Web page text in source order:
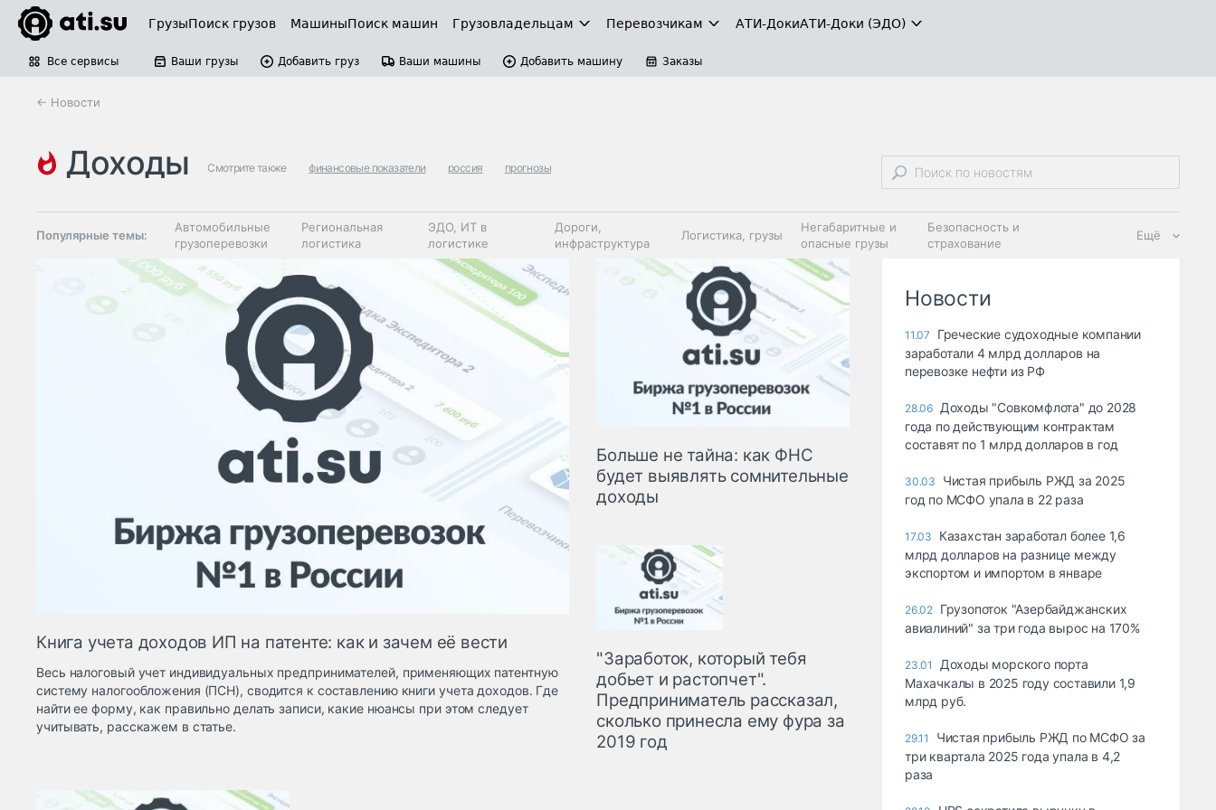
ГрузыПоиск грузов МашиныПоиск машин Грузовладельцам Перевозчикам АТИ-ДокиАТИ-Доки (ЭДО)
Все сервисы Ваши грузы Добавить груз Ваши машины Добавить машину Заказы
← Новости
доходы Смотрите также финансовые показатели россия прогнозы
Популярные темы:
Автомобильные
грузоперевозки
Региональная
логистика
ЭДО, ИТ в
логистике
Дороги,
инфраструктура
Логистика, грузы
Негабаритные и
опасные грузы
Безопасность и
страхование
Таможня и ВЭД
грузовые
терминалы
Коммерческий
транспорт
Спецтехника
Автосервис,
запчасти, шины
Топливо, масла и
автохимия
Ещё
Книга учета доходов ИП на патенте: как и зачем её вести
Весь налоговый учет индивидуальных предпринимателей, применяющих патентную
систему налогообложения (ПСН), сводится к составлению книги учета доходов. Где
найти ее форму, как правильно делать записи, какие нюансы при этом следует
учитывать, расскажем в статье.
Больше не тайна: как ФНС
будет выявлять сомнительные
доходы
"Заработок, который тебя
добьет и растопчет".
Предприниматель рассказал,
сколько принесла ему фура за
2019 год
Новости
11.07
Греческие судоходные компании
заработали 4 млрд долларов на
перевозке нефти из РФ
28.06 Доходы "Совкомфлота" до 2028
года по действующим контрактам
составят по 1 млрд долларов в год
30.03
Чистая прибыль РЖД за 2025
год по МСФО упала в 22 раза
17.03
Казахстан заработал более 1,6
млрд долларов на разнице между
экспортом и импортом в январе
26.02 Грузопоток "Азербайджанских
авиалиний" за три года вырос на 170%
23.01
Доходы морского порта
Махачкалы в 2025 году составили 1,9
млрд руб.
29.11
Чистая прибыль РЖД по МСФО за
три квартала 2025 года упала в 4,2
раза